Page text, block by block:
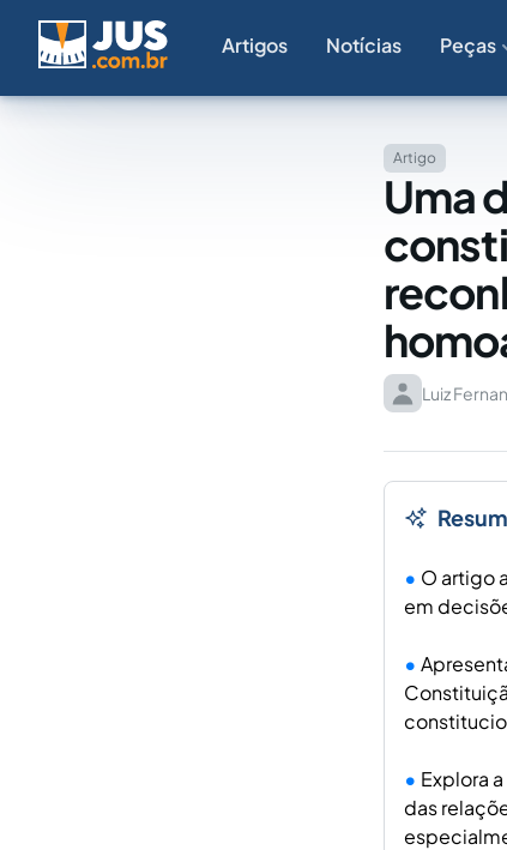
Artigos Notícias Peças
Artigo
Uma
Luiz
O artigo
em
Explora
das